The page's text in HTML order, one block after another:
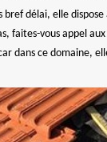
bref délai, elle dispose
faites-vous appel
dans ce domaine,